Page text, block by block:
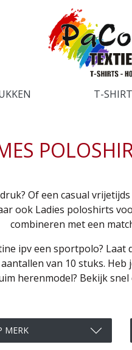
T-
Of een casual
ook Ladies poloshirts
combineren met een
ipv een sportpolo?
van 10 stuks.
herenmodel? Bekijk
MERK